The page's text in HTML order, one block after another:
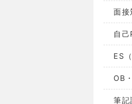
面接
自己
ES
OB
筆記